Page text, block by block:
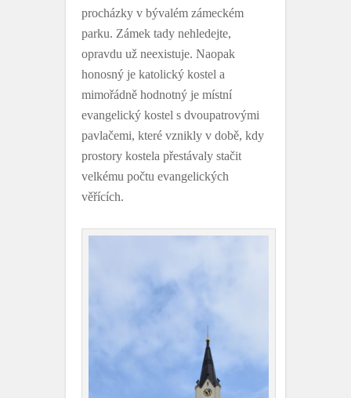
procházky v bývalém zámeckém
parku. Zámek tady nehledejte,
opravdu už neexistuje. Naopak
honosný je katolický kostel a
mimořádně hodnotný je místní
evangelický kostel s dvoupatrovými
pavlačemi, které vznikly v době, kdy
prostory kostela přestávaly stačit
velkému počtu evangelických
věřících.